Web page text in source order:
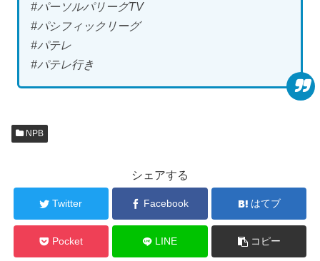
#パーソルパリーグTV
#パシフィックリーグ
#パテレ
#パテレ行き
NPB
シェアする
Twitter Facebook はてブ
Pocket LINE コピー